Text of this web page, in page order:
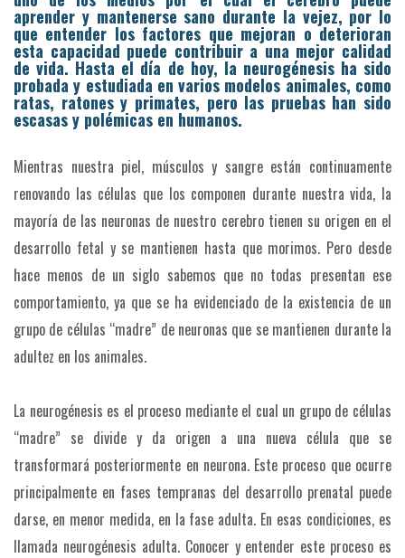
aprender y mantenerse sano durante la vejez, por lo
que entender los factores que mejoran o deterioran
esta capacidad puede contribuir a una mejor calidad
de vida. Hasta el día de hoy, la neurogénesis ha sido
probada y estudiada en varios modelos animales, como
ratas, ratones y primates, pero las pruebas han sido
escasas y polémicas en humanos.
Mientras nuestra piel, músculos y sangre están continuamente
renovando las células que los componen durante nuestra vida, la
mayoría de las neuronas de nuestro cerebro tienen su origen en el
desarrollo fetal y se mantienen hasta que morimos. Pero desde
hace menos de un siglo sabemos que no todas presentan ese
comportamiento, ya que se ha evidenciado de la existencia de un
grupo de células “madre” de neuronas que se mantienen durante la
adultez en los animales.
La neurogénesis es el proceso mediante el cual un grupo de células
“madre” se divide y da origen a una nueva célula que se
transformará posteriormente en neurona. Este proceso que ocurre
principalmente en fases tempranas del desarrollo prenatal puede
darse, en menor medida, en la fase adulta. En esas condiciones, es
llamada neurogénesis adulta. Conocer y entender este proceso es